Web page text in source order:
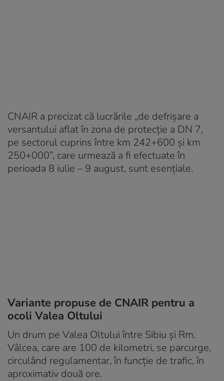
CNAIR a precizat că lucrările „de defrişare a
versantului aflat în zona de protecţie a DN 7,
pe sectorul cuprins între km 242+600 şi km
250+000”, care urmează a fi efectuate în
perioada 8 iulie – 9 august, sunt esenţiale.
Variante propuse de CNAIR pentru a
ocoli Valea Oltului
Un drum pe Valea Oltului între Sibiu și Rm.
Vâlcea, care are 100 de kilometri, se parcurge,
circulând regulamentar, în funcție de trafic, în
aproximativ două ore.